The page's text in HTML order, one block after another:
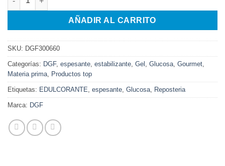
AÑADIR AL CARRITO
SKU: DGF300660
Categorías: DGF, espesante estabilizante Gel Glucosa Gourmet
Materia prima
Productos top
Etiquetas: EDULCORANTE espesante Glucosa Reposteria
Marca: DGF